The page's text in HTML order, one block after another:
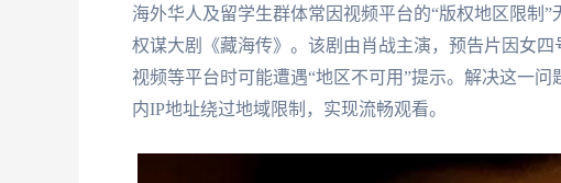
海外华人及留学生群体常因视频平台的“版权地区限制
权谋大剧《藏海传》。该剧由肖战主演，预告片因女
视频等平台时可能遭遇“地区不可用”提示。解决这一问
内IP地址绕过地域限制，实现流畅观看。